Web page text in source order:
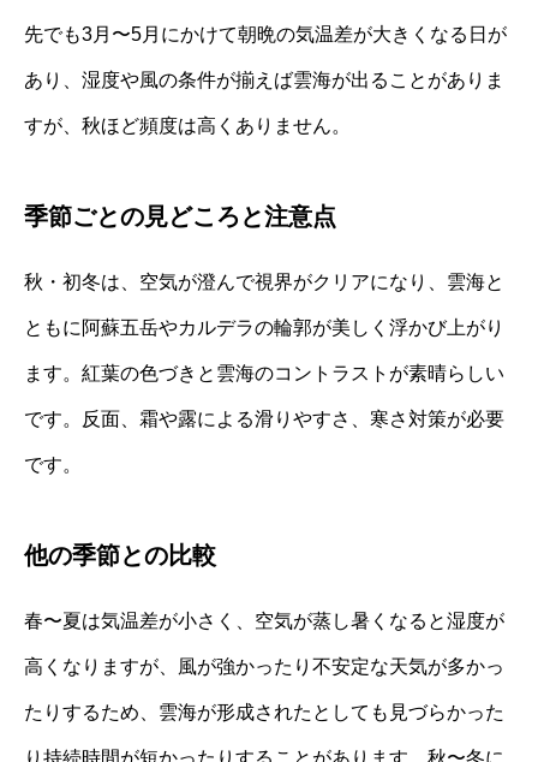
先でも3月〜5月にかけて朝晩の気温差が大きくなる日が
あり、湿度や風の条件が揃えば雲海が出ることがありま
すが、秋ほど頻度は高くありません。
季節ごとの見どころと注意点
秋・初冬は、空気が澄んで視界がクリアになり、雲海と
ともに阿蘇五岳やカルデラの輪郭が美しく浮かび上がり
ます。紅葉の色づきと雲海のコントラストが素晴らしい
です。反面、霜や露による滑りやすさ、寒さ対策が必要
です。
他の季節との比較
春〜夏は気温差が小さく、空気が蒸し暑くなると湿度が
高くなりますが、風が強かったり不安定な天気が多かっ
たりするため、雲海が形成されたとしても見づらかった
り持続時間が短かったりすることがあります。秋〜冬に